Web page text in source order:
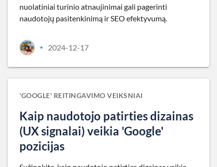
nuolatiniai turinio atnaujinimai gali pagerinti
naudotojų pasitenkinimą ir SEO efektyvumą.
• 2024-12-17
'GOOGLE' REITINGAVIMO VEIKSNIAI
Kaip naudotojo patirties dizainas
(UX signalai) veikia 'Google'
pozicijas